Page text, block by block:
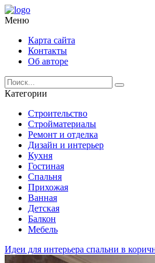
Меню
Карта сайта
Контакты
Об авторе
Категории
Строительство
Стройматериалы
Ремонт и отделка
Дизайн и интерьер
Кухня
Гостиная
Спальня
Прихожая
Ванная
Детская
Балкон
Мебель
Идеи для интерьера спальни в